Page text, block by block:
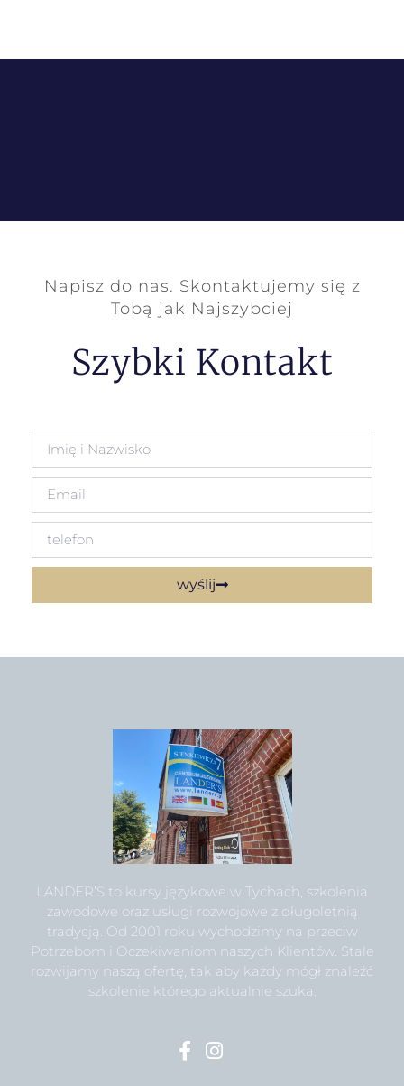
Napisz do nas. Skontaktujemy się z
Tobą jak Najszybciej
Szybki Kontakt
wyślij
LANDER’S to kursy językowe w Tychach, szkolenia
zawodowe oraz usługi rozwojowe z długoletnią
tradycją. Od 2001 roku wychodzimy na przeciw
Potrzebom i Oczekiwaniom naszych Klientów. Stale
rozwijamy naszą ofertę, tak aby każdy mógł znaleźć
szkolenie którego aktualnie szuka.